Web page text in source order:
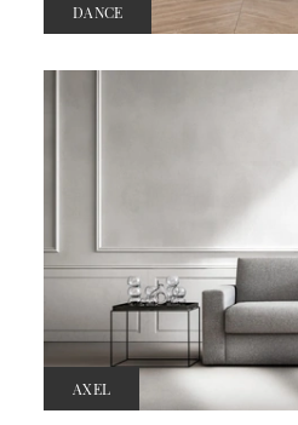
DANCE
AXEL